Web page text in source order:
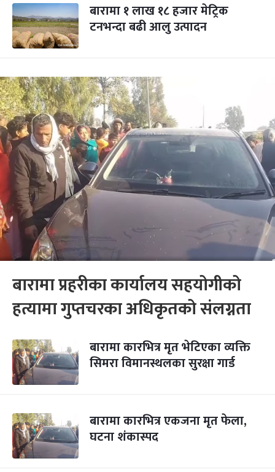
बारामा १ लाख १८ हजार मेट्रिक
टनभन्दा बढी आलु उत्पादन
बारामा प्रहरीका कार्यालय सहयोगीको
हत्यामा गुप्तचरका अधिकृतको संलग्नता
बारामा कारभित्र मृत भेटिएका व्यक्ति
सिमरा विमानस्थलका सुरक्षा गार्ड
बारामा कारभित्र एकजना मृत फेला,
घटना शंकास्पद